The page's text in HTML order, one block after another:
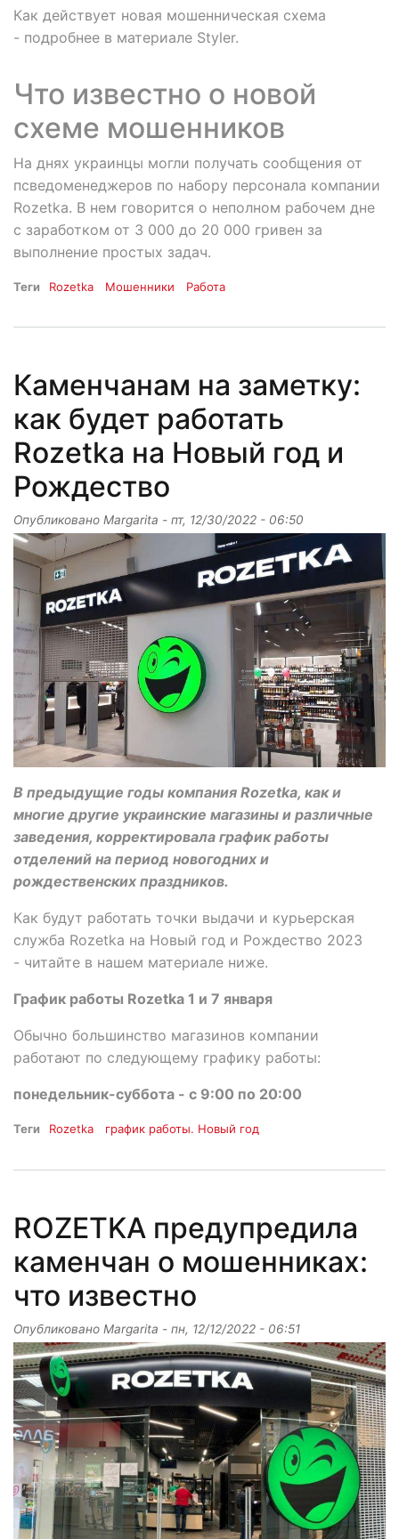
Как действует новая мошенническая схема
- подробнее в материале Styler.
Что известно о новой
схеме мошенников
На днях украинцы могли получать сообщения от
псведоменеджеров по набору персонала компании
Rozetka. В нем говорится о неполном рабочем дне
с заработком от 3 000 до 20 000 гривен за
выполнение простых задач.
Теги Rozetka Мошенники Работа
Каменчанам на заметку:
как будет работать
Rozetka на Новый год и
Рождество
Опубликовано Margarita - пт, 12/30/2022 - 06:50
В предыдущие годы компания Rozetka, как и
многие другие украинские магазины и различные
заведения, корректировала график работы
отделений на период новогодних и
рождественских праздников.
Как будут работать точки выдачи и курьерская
служба Rozetka на Новый год и Рождество 2023
- читайте в нашем материале ниже.
График работы Rozetka 1 и 7 января
Обычно большинство магазинов компании
работают по следующему графику работы:
понедельник-суббота - с 9:00 по 20:00
Теги Rozetka график работы. Новый год
ROZETKA предупредила
каменчан о мошенниках:
что известно
Опубликовано Margarita - пн, 12/12/2022 - 06:51